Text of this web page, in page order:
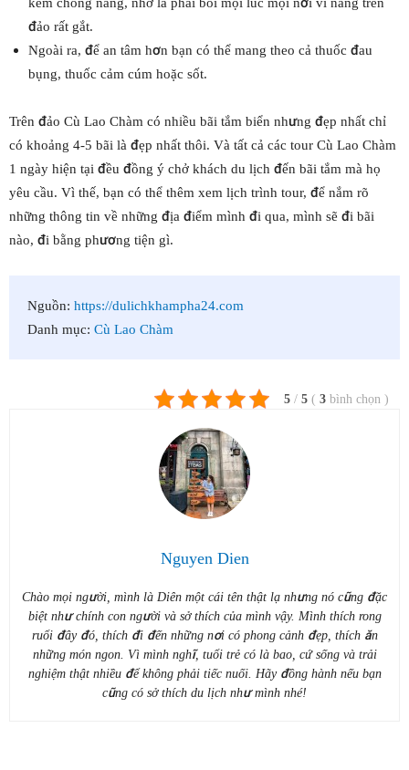
đảo rất gắt.
Ngoài ra, để an tâm hơn bạn có thể mang theo cả thuốc đau
bụng, thuốc cảm cúm hoặc sốt.
Trên đảo Cù Lao Chàm có nhiều bãi tắm biển nhưng đẹp nhất chỉ
có khoảng 4-5 bãi là đẹp nhất thôi. Và tất cả các tour Cù Lao Chàm
1 ngày hiện tại đều đồng ý chở khách du lịch đến bãi tắm mà họ
yêu cầu. Vì thế, bạn có thể thêm xem lịch trình tour, để nắm rõ
những thông tin về những địa điểm mình đi qua, mình sẽ đi bãi
nào, đi bằng phương tiện gì.
Nguồn: https://dulichkhampha24.com
Danh mục: Cù Lao Chàm
5 / 5 ( 3 bình chọn )
Nguyen Dien
Chào mọi người, mình là Diên một cái tên thật lạ nhưng nó cũng đặc
biệt như chính con người và sở thích của mình vậy. Mình thích rong
ruổi đây đó, thích đi đến những nơi có phong cảnh đẹp, thích ăn
những món ngon. Vì mình nghĩ, tuổi trẻ có là bao, cứ sống và trải
nghiệm thật nhiều để không phải tiếc nuối. Hãy đồng hành nếu bạn
cũng có sở thích du lịch như mình nhé!